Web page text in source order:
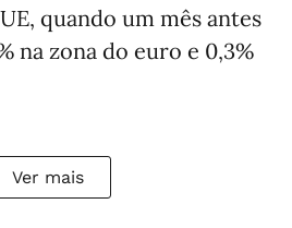
quando um mês antes
na zona do euro e 0,3%
Ver mais